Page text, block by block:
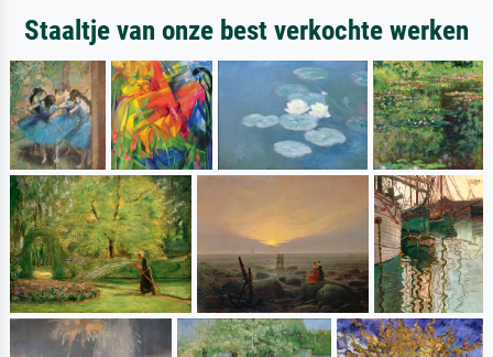
Staaltje van onze best verkochte werken